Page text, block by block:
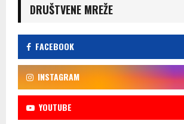
DRUŠTVENE MREŽE
FACEBOOK
INSTAGRAM
YOUTUBE